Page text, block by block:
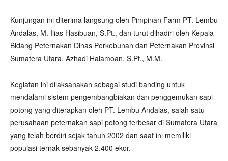
Kunjungan ini diterima langsung oleh Pimpinan Farm PT. Lembu
Andalas, M. Ilias Hasibuan, S.Pt., dan turut dihadiri oleh Kepala
Bidang Peternakan Dinas Perkebunan dan Peternakan Provinsi
Sumatera Utara, Azhadi Halamoan, S.Pt., M.M.
Kegiatan ini dilaksanakan sebagai studi banding untuk
mendalami sistem pengembangbiakan dan penggemukan sapi
potong yang diterapkan oleh PT. Lembu Andalas, salah satu
perusahaan peternakan sapi potong terbesar di Sumatera Utara
yang telah berdiri sejak tahun 2002 dan saat ini memiliki
populasi ternak sebanyak 2.400 ekor.